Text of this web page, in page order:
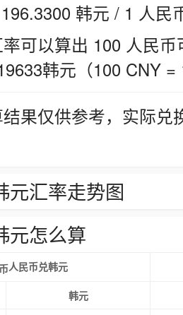
韩元 / 1 人民
可以算出 100 人民
韩元（100 CNY =
果仅供参考，实际
元汇率走势图
元怎么算
人民币兑韩元
韩元